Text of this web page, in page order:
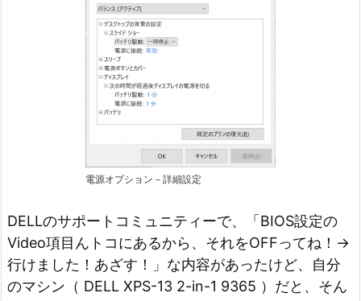
電源オプション－詳細設定
DELLのサポートコミュニティーで、「BIOS設定の
Video項目んトコにあるから、それをOFFってね！→
行けました！あざす！」な内容があったけど、自分
のマシン（ DELL XPS-13 2-in-1 9365 ）だと、そん